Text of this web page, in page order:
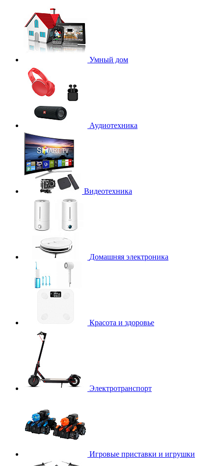
Умный дом
Аудиотехника
Видеотехника
Домашняя электроника
Красота и здоровье
Электротранспорт
Игровые приставки и игрушки